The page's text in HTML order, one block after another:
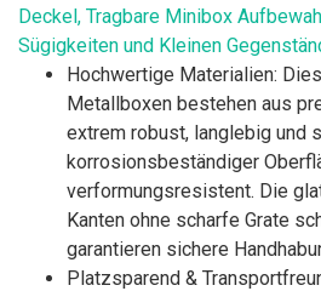
Deckel, Tragbare Minibox
Sügigkeiten und Kleinen
Hochwertige Materialien:
Metallboxen bestehen aus
extrem robust, langlebig und
korrosionsbeständiger
verformungsresistent. Die
Kanten ohne scharfe Grate
garantieren sichere
Platzsparend &